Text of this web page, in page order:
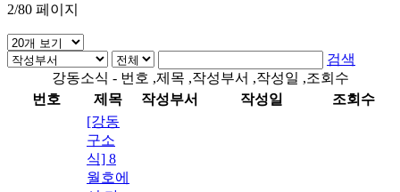
2/80 페이지
검색
강동소식 - 번호 ,제목 ,작성부서 ,작성일 ,조회수
번호
제목 작성부서 작성일 조회수
[강동
구소
식] 8
월호에